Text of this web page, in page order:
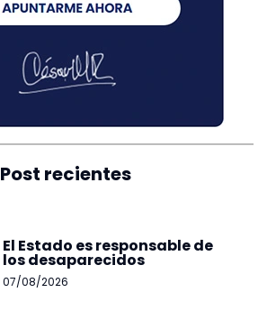
Post recientes
El Estado es responsable de
los desaparecidos
07/08/2026